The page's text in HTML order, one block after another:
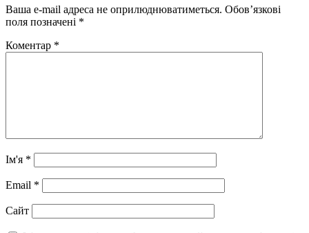
Ваша e-mail адреса не оприлюднюватиметься. Обов’язкові
поля позначені *
Коментар *
Ім'я *
Email *
Сайт